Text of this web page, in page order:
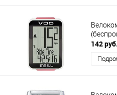
142 руб.